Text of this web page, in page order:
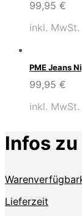
99,95 €
inkl. MwSt.
PME Jeans
99,95 €
inkl. MwSt.
Infos
Lieferzeit